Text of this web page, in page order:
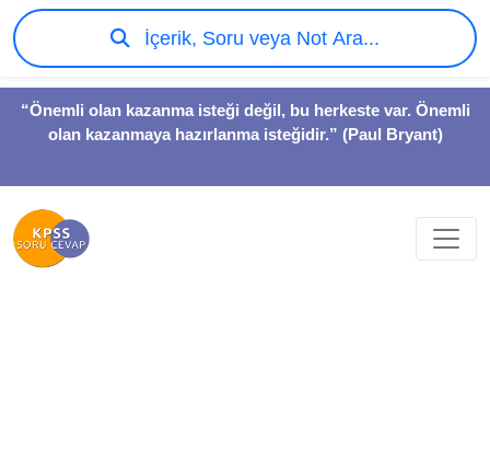
“Önemli olan kazanma isteği değil, bu herkeste var. Önemli
olan kazanmaya hazırlanma isteğidir.” (Paul Bryant)
İçerik, Soru veya Not Ara...